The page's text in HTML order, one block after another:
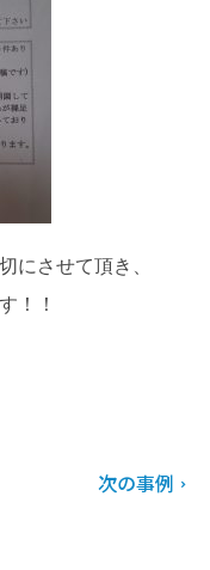
にさせて頂き、
！！
次の事例